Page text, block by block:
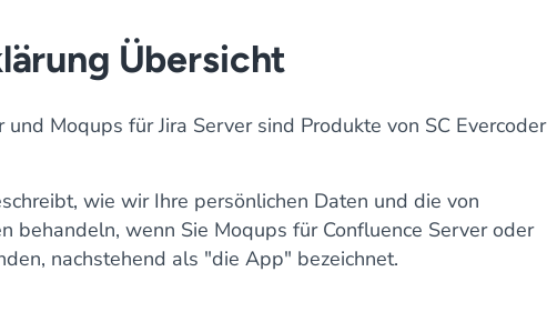
Übersicht
Moqups für Jira Server sind Produkte von SC Evercoder
wie wir Ihre persönlichen Daten und die von
behandeln, wenn Sie Moqups für Confluence Server oder
nachstehend als "die App" bezeichnet.